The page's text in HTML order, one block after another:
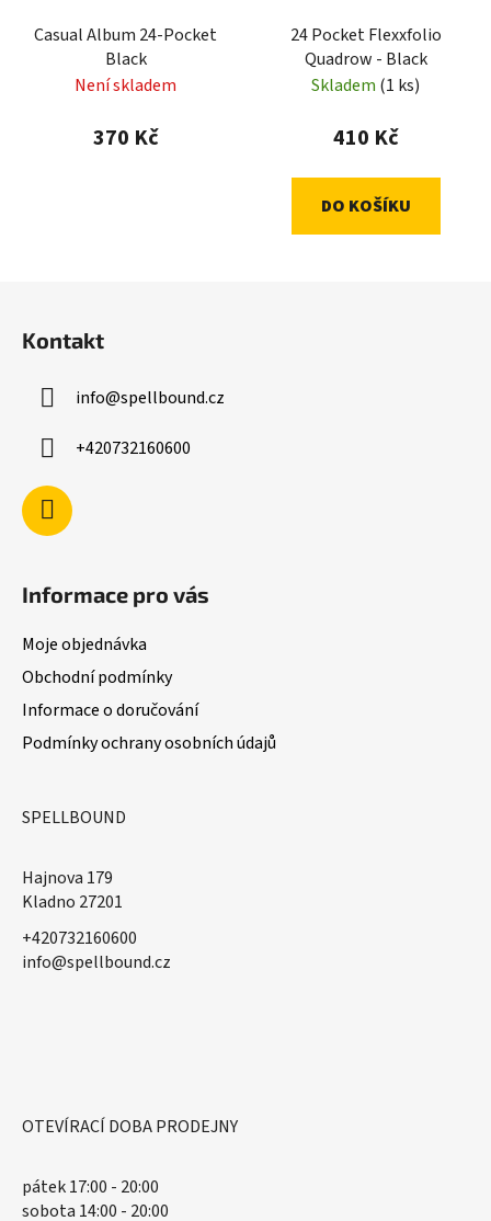
Casual Album 24-Pocket
Black
Není skladem
370 Kč
24 Pocket Flexxfolio
Quadrow - Black
Skladem (1 ks)
410 Kč
DO KOŠÍKU
Kontakt
info@spellbound.cz
+420732160600
Informace pro vás
Moje objednávka
Obchodní podmínky
Informace o doručování
Podmínky ochrany osobních údajů
SPELLBOUND
Hajnova 179
Kladno 27201
+420732160600
​info@spellbound.cz
OTEVÍRACÍ DOBA PRODEJNY
pátek 17:00 - 20:00
sobota 14:00 - 20:00